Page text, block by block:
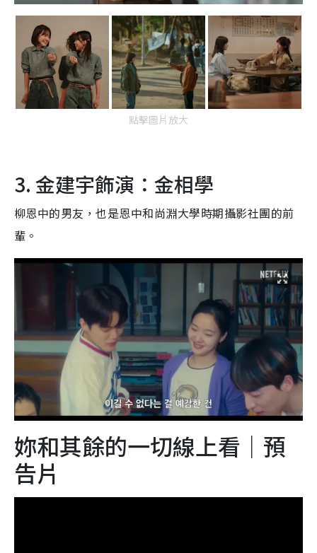
點擊圖片放大
3. 金建宇飾演：金相學
柳恩中的男友，也是恩中和尚淵大學時期攝影社團的前
輩。
妳和其餘的一切線上看｜預
告片